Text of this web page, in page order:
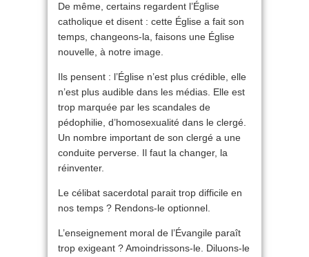
De même, certains regardent l’Église
catholique et disent : cette Église a fait son
temps, changeons-la, faisons une Église
nouvelle, à notre image.
Ils pensent : l’Église n’est plus crédible, elle
n’est plus audible dans les médias. Elle est
trop marquée par les scandales de
pédophilie, d’homosexualité dans le clergé.
Un nombre important de son clergé a une
conduite perverse. Il faut la changer, la
réinventer.
Le célibat sacerdotal parait trop difficile en
nos temps ? Rendons-le optionnel.
L’enseignement moral de l’Évangile paraît
trop exigeant ? Amoindrissons-le. Diluons-le